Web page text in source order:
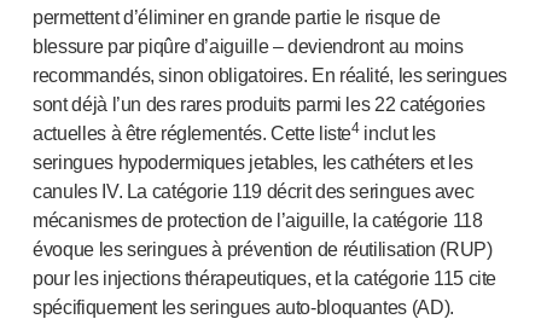
permettent d’éliminer en grande partie le risque de
blessure par piqûre d’aiguille – deviendront au moins
recommandés, sinon obligatoires. En réalité, les seringues
sont déjà l’un des rares produits parmi les 22 catégories
actuelles à être réglementés. Cette liste4inclut les
seringues hypodermiques jetables, les cathéters et les
canules IV. La catégorie 119 décrit des seringues avec
mécanismes de protection de l’aiguille, la catégorie 118
évoque les seringues à prévention de réutilisation (RUP)
pour les injections thérapeutiques, et la catégorie 115 cite
spécifiquement les seringues auto-bloquantes (AD).